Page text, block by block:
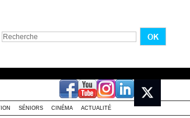
SÉNIORS CINÉMA ACTUALITÉ